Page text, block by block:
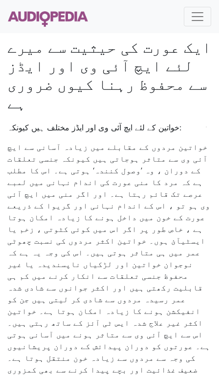
ایک عورت کی حیثیت سے میرے
لئے ایچ آئی وی اور ایڈز
سے محفوظ رہنا کیوں ضروری
ہے
خواتین کے لئے ایچ آئی وی اور ایڈز مختلف ہیں کیونکہ:
خواتین مردوں کے مقابلے میں زیادہ آسانی سے ایچ
آئی وی سے متاثر ہوجاتی ہیں کیونکہ جنسی تعلقات
کے دوران ، وہ ’وصول کنندہ‘ ہوتی ہے۔ اس کا مطلب
ہے کہ مرد کا منی عورت کی اندام نہانی میں لمبے
عرصے تک قائم رہتا ہے۔ اور اگر منی میں ایچ آئی
وی ہو تو ، اس کے اندام نہانی اور گریوا کے ذریعے
عورت کے خون میں داخل ہونے کا زیادہ امکان ہوتا
ہے ، خاص طور پر اگر اس میں کوئی کٹوتی ، زخم یا
ایسٹیآئ ہوں۔ خواتین اکثر مردوں کی نسبت چھوٹی
عمر میں ہی متاثر ہوتی ہیں۔ اس کی وجہ یہ ہے کہ
نوجوان خواتین اور لڑکیاں ناپسندیدہ یا غیر
محفوظ جنسی تعلقات سے انکار کرنے میں کم ہی
قابلیت رکھتی ہیں اور اکثر جوانوں سے شادی شدہ
عمر رسیدہ مردوں سے شادی کر لیتی ہیں جن کو
انفیکشن ہونے کا زیادہ امکان ہوتا ہے۔ خواتین
اکثر غیر علاج شدہ ایس ٹی آئز کے ساتھ رہتی ہیں۔
اس سے ایچ آئی وی سے متاثر ہونے میں آسانی ہوتی
ہے۔ عورتوں کو دوران پیدائش کے دوران پریشانیوں
کی وجہ سے مردوں سے زیادہ خون منتقل ہوتا ہے۔
ضعیف غذائیت اور بچے پیدا کرنے سے بھی کمزوری